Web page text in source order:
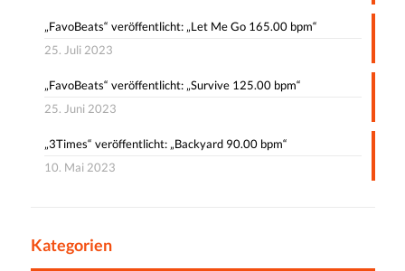
„FavoBeats“ veröffentlicht: „Let Me Go 165.00 bpm“
25. Juli 2023
„FavoBeats“ veröffentlicht: „Survive 125.00 bpm“
25. Juni 2023
„3Times“ veröffentlicht: „Backyard 90.00 bpm“
10. Mai 2023
Kategorien